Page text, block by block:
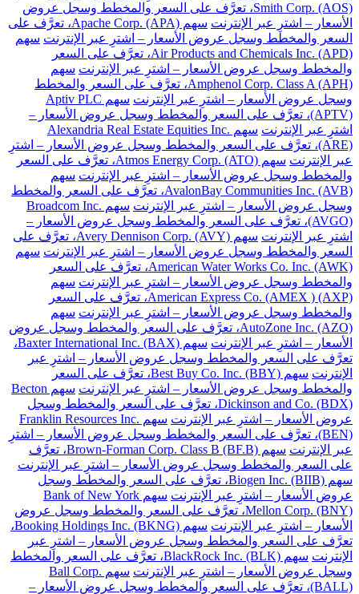
Smith Corp. (AOS)، تعرَّف على السعر والمخطط وسجل عروض
الأسعار – اشترِ عبر الإنترنت
سهم Apache Corp. (APA)، تعرَّف على
السعر والمخطط وسجل عروض الأسعار – اشترِ عبر الإنترنت سهم
Air Products and Chemicals Inc. (APD)، تعرَّف على السعر
والمخطط وسجل عروض الأسعار – اشترِ عبر الإنترنت سهم
Amphenol Corp. Class A (APH)، تعرَّف على السعر والمخطط
وسجل عروض الأسعار – اشترِ عبر الإنترنت
سهم Aptiv PLC
(APTV)، تعرَّف على السعر والمخطط وسجل عروض الأسعار –
اشترِ عبر الإنترنت
سهم Alexandria Real Estate Equities Inc.
(ARE)، تعرَّف على السعر والمخطط وسجل عروض الأسعار – اشترِ
عبر الإنترنت
سهم Atmos Energy Corp. (ATO)، تعرَّف على السعر
والمخطط وسجل عروض الأسعار – اشترِ عبر الإنترنت سهم
AvalonBay Communities Inc. (AVB)، تعرَّف على السعر والمخطط
وسجل عروض الأسعار – اشترِ عبر الإنترنت
سهم Broadcom Inc.
(AVGO)، تعرَّف على السعر والمخطط وسجل عروض الأسعار –
اشترِ عبر الإنترنت
سهم Avery Dennison Corp. (AVY)، تعرَّف على
السعر والمخطط وسجل عروض الأسعار – اشترِ عبر الإنترنت سهم
American Water Works Co. Inc. (AWK)، تعرَّف على السعر
والمخطط وسجل عروض الأسعار – اشترِ عبر الإنترنت سهم
American Express Co. (AMEX ) (AXP)، تعرَّف على السعر
والمخطط وسجل عروض الأسعار – اشترِ عبر الإنترنت سهم
AutoZone Inc. (AZO)، تعرَّف على السعر والمخطط وسجل عروض
الأسعار – اشترِ عبر الإنترنت
سهم Baxter International Inc. (BAX)،
تعرَّف على السعر والمخطط وسجل عروض الأسعار – اشترِ عبر
الإنترنت
سهم Best Buy Co. Inc. (BBY)، تعرَّف على السعر
والمخطط وسجل عروض الأسعار – اشترِ عبر الإنترنت
سهم Becton
Dickinson and Co. (BDX)، تعرَّف على السعر والمخطط وسجل
عروض الأسعار – اشترِ عبر الإنترنت
سهم Franklin Resources Inc.
(BEN)، تعرَّف على السعر والمخطط وسجل عروض الأسعار – اشترِ
عبر الإنترنت
سهم Brown-Forman Corp. Class B (BF.B)، تعرَّف
على السعر والمخطط وسجل عروض الأسعار – اشترِ عبر الإنترنت
سهم Biogen Inc. (BIIB)، تعرَّف على السعر والمخطط وسجل
عروض الأسعار – اشترِ عبر الإنترنت
سهم Bank of New York
Mellon Corp. (BNY)، تعرَّف على السعر والمخطط وسجل عروض
الأسعار – اشترِ عبر الإنترنت
سهم Booking Holdings Inc. (BKNG)،
تعرَّف على السعر والمخطط وسجل عروض الأسعار – اشترِ عبر
الإنترنت
سهم BlackRock Inc. (BLK)، تعرَّف على السعر والمخطط
وسجل عروض الأسعار – اشترِ عبر الإنترنت
سهم Ball Corp.
(BALL)، تعرَّف على السعر والمخطط وسجل عروض الأسعار –